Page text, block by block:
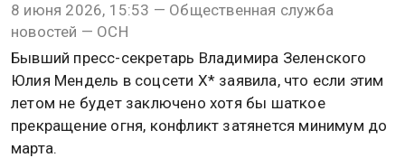
8 июня 2026, 15:53 — Общественная служба
новостей — ОСН
Бывший пресс-секретарь Владимира Зеленского
Юлия Мендель в соцсети X* заявила, что если этим
летом не будет заключено хотя бы шаткое
прекращение огня, конфликт затянется минимум до
марта.